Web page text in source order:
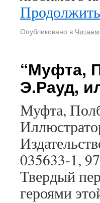
Опубликовано в Читаем
“Муфта,
Э.Рауд,
Муфта,
035633-1,
Твердый
героями